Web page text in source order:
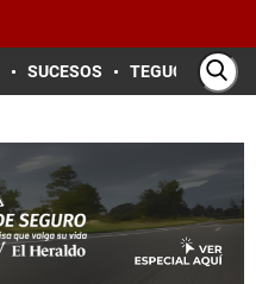
SUCESOS TEGUCIGALPA